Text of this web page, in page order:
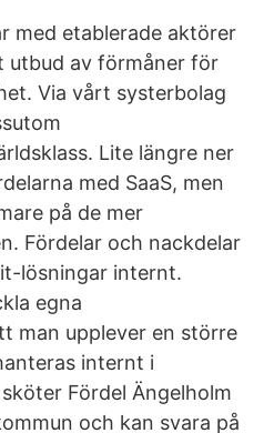
med etablerade aktörer
av förmåner för
Via vårt systerbolag
Lite längre ner
med SaaS, men
på de mer
Fördelar och nackdelar
lösningar internt.
egna
man upplever en större
internt i
Fördel Ängelholm
och kan svara på